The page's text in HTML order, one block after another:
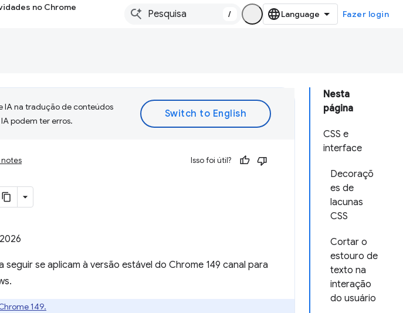
no Chrome
/ Fazer login
Nesta
página
CSS e
interface
Decoraçõ
es de
lacunas
CSS
Cortar o
estouro de
texto na
interação
do usuário
IA na tradução de conteúdos
podem ter erros.
notes Isso foi útil?
se aplicam à versão estável do Chrome 149 canal para
149.